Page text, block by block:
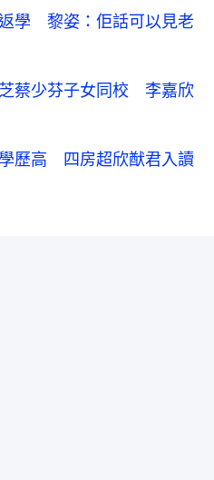
返學 黎姿：佢話可以見老
蔡少芬子女同校 李嘉欣
學歷高 四房超欣猷君入讀